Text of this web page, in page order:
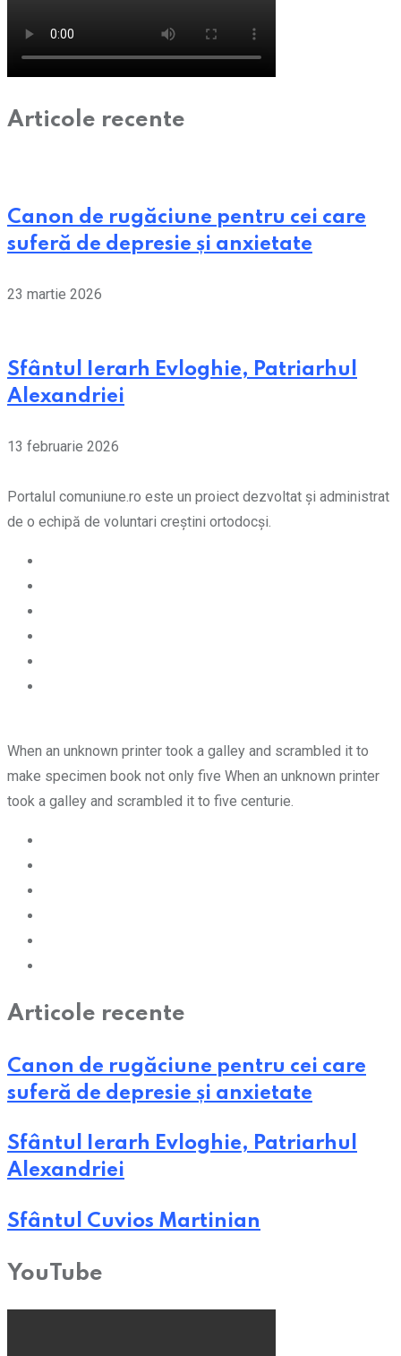
Articole recente
Canon de rugăciune pentru cei care
suferă de depresie și anxietate
23 martie 2026
Sfântul Ierarh Evloghie, Patriarhul
Alexandriei
13 februarie 2026
Portalul comuniune.ro este un proiect dezvoltat și administrat
de o echipă de voluntari creștini ortodocși.
When an unknown printer took a galley and scrambled it to
make specimen book not only five When an unknown printer
took a galley and scrambled it to five centurie.
Articole recente
Canon de rugăciune pentru cei care
suferă de depresie și anxietate
Sfântul Ierarh Evloghie, Patriarhul
Alexandriei
Sfântul Cuvios Martinian
YouTube